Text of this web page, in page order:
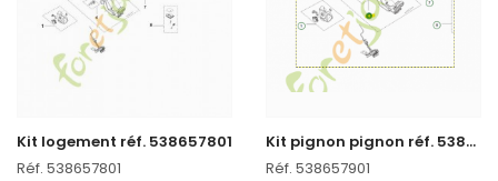
Kit logement réf. 538657801
Réf. 538657801
K
it pignon pignon réf. 538657901
Réf. 538657901